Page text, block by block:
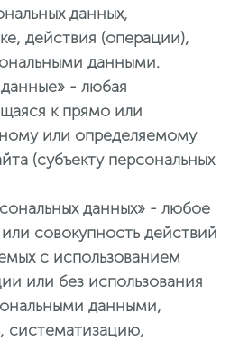
данных,
действия (операции),
данными.
- любая
к прямо или
или определяемому
(субъекту персональных
данных» - любое
совокупность действий
с использованием
или без использования
данными,
систематизацию,